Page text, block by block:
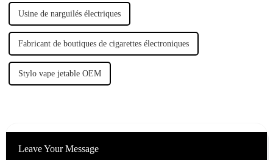
Usine de narguilés électriques
Fabricant de boutiques de cigarettes électroniques
Stylo vape jetable OEM
Leave Your Message